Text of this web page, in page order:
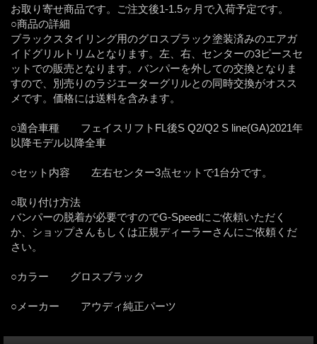
お取り寄せ商品です。ご注文後1-1.5ヶ月で入荷予定です。
○商品の詳細
ブラックスタイリング用のグロスブラック塗装済みのエアガ
イドグリルトリムとなります。左、右、センターの3ピースセ
ットでの販売となります。バンパーを外しての交換となりま
すので、別売りのラジエーターグリルとの同時交換がオスス
メです。価格には送料を含みます。
○適合車種 フェイスリフトFL後S Q2/Q2 S line(GA)2021年
以降モデル以降全車
○セット内容 左右センター3点セットで1台分です。
○取り付け方法
バンパーの脱着が必要ですのでG-Speedにご依頼いただく
か、ショップさんもしくは正規ディーラーさんにご依頼くだ
さい。
○カラー グロスブラック
○メーカー アウディ純正パーツ